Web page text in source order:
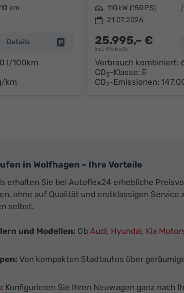
10 km
Details Fahrzeug parken
l/100km
km
Leistung 110 kW (150 PS)
21.07.2026
25.995,– €
incl. 19% MwSt.
Verbrauch kombiniert:
CO2-Klasse: E
CO2-Emissionen:
in Wolfhagen – Ihre Vorteile
erhalten Sie bei Autoflex24 erhebliche
ohne auf Qualität und erstklassigen
selbst.
und Modellen: Ob Audi, Hyundai, Kia
Von kompakten Stadtautos über
Konfigurieren Sie Ihren Neuwagen ganz nach